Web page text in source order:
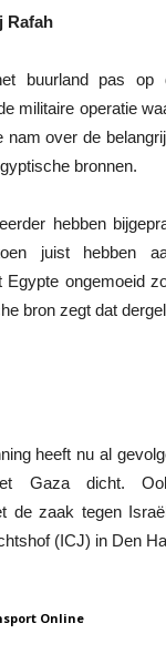
Rafah
buurland pas op
militaire operatie
nam over de
bronnen.
hebben
juist hebben
Egypte ongemoeid
bron zegt dat
heeft nu al
Gaza dicht.
de zaak tegen
(ICJ) in Den
Online